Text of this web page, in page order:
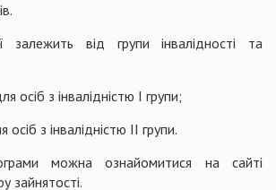
залежить від групи інвалідності та
осіб з інвалідністю I групи;
осіб з інвалідністю II групи.
можна ознайомитися на сайті
зайнятості.